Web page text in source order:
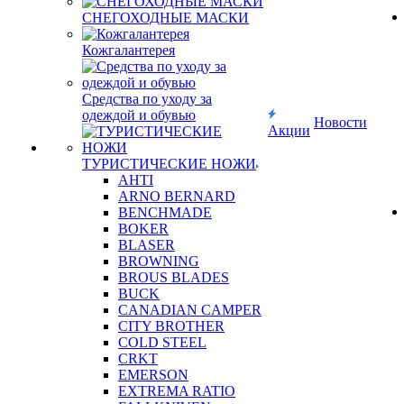
СНЕГОХОДНЫЕ МАСКИ
Кожгалантерея
Средства по уходу за
одеждой и обувью
ТУРИСТИЧЕСКИЕ НОЖИ
AHTI
ARNO BERNARD
BENCHMADE
BOKER
BLASER
BROWNING
BROUS BLADES
BUCK
CANADIAN CAMPER
CITY BROTHER
COLD STEEL
CRKT
EMERSON
EXTREMA RATIO
Акции
Новости